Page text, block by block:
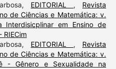
EDITORIAL , Revista
de Ciências e Matemática: v.
em Ensino de
RIECim
EDITORIAL , Revista
de Ciências e Matemática: v.
- Gênero e Sexualidade na